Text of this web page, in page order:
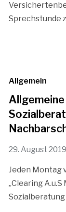
Sprechstunde
Allgemein
29. August 2019
Jeden Montag
„Clearing